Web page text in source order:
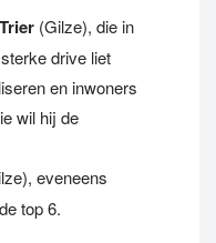
(Gilze), die in
drive liet
en inwoners
wil hij de
eveneens
top 6.